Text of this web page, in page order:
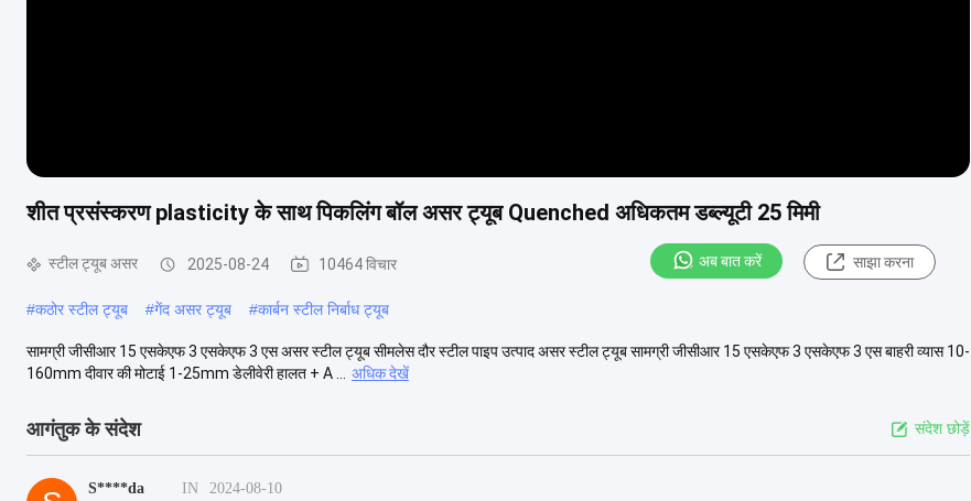
शीत प्रसंस्करण plasticity के साथ पिकलिंग बॉल असर ट्यूब Quenched अधिकतम डब्ल्यूटी 25 मिमी
स्टील ट्यूब असर 2025-08-24 10464 विचार अब बात करें साझा करना
#कठोर स्टील ट्यूब #गेंद असर ट्यूब #कार्बन स्टील निर्बाध ट्यूब
सामग्री जीसीआर 15 एसकेएफ 3 एसकेएफ 3 एस असर स्टील ट्यूब सीमलेस दौर स्टील पाइप उत्पाद असर स्टील ट्यूब सामग्री जीसीआर 15 एसकेएफ 3 एसकेएफ 3 एस बाहरी व्यास 10-
160mm दीवार की मोटाई 1-25mm डेलीवेरी हालत + A ...
अधिक देखें
आगंतुक के संदेश संदेश छोड़ें
S****da IN 2024-08-10